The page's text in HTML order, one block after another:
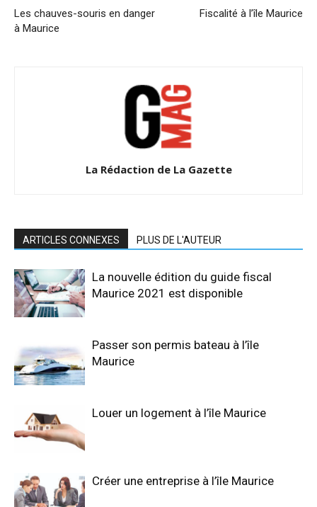
Les chauves-souris en danger
à Maurice
Fiscalité à l’île Maurice
La Rédaction de La Gazette
ARTICLES CONNEXES PLUS DE L'AUTEUR
La nouvelle édition du guide fiscal
Maurice 2021 est disponible
Passer son permis bateau à l’île
Maurice
Louer un logement à l’île Maurice
Créer une entreprise à l’île Maurice